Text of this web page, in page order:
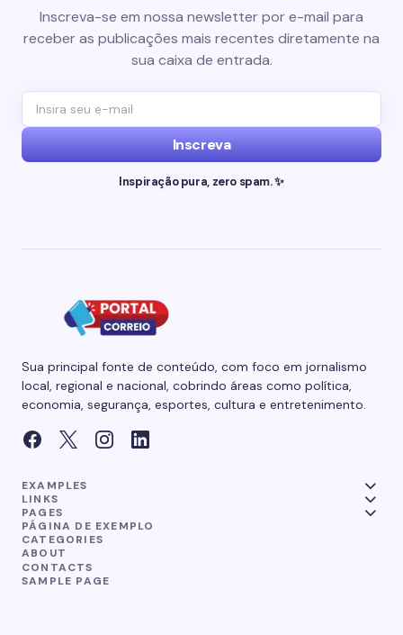
Inscreva-se em nossa newsletter por e-mail para
receber as publicações mais recentes diretamente na
sua caixa de entrada.
Inscreva
Inspiração pura, zero spam. ✨
Sua principal fonte de conteúdo, com foco em jornalismo
local, regional e nacional, cobrindo áreas como política,
economia, segurança, esportes, cultura e entretenimento.
EXAMPLES
LINKS
PAGES
PÁGINA DE EXEMPLO
CATEGORIES
ABOUT
CONTACTS
SAMPLE PAGE